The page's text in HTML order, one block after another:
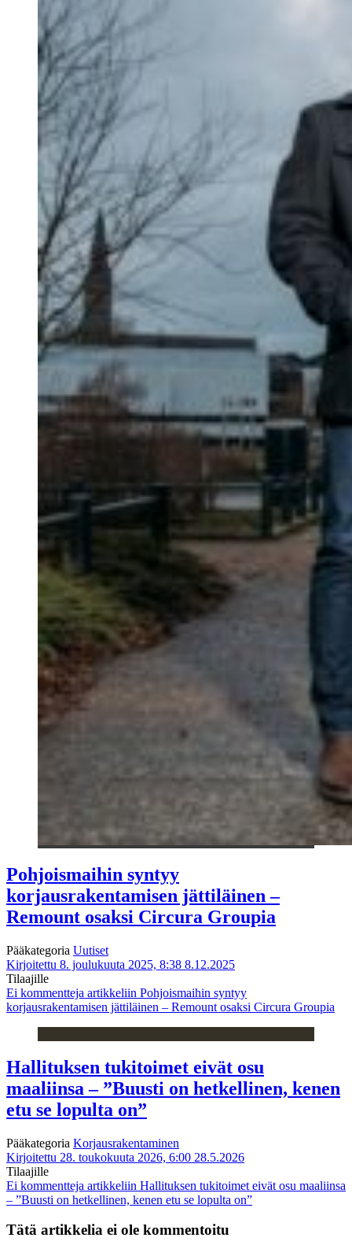
Pohjoismaihin syntyy
korjausrakentamisen jättiläinen –
Remount osaksi Circura Groupia
Pääkategoria Uutiset
Kirjoitettu 8. joulukuuta 2025, 8:38 8.12.2025
Tilaajille
Ei kommentteja artikkeliin Pohjoismaihin syntyy
korjausrakentamisen jättiläinen – Remount osaksi Circura Groupia
Hallituksen tukitoimet eivät osu
maaliinsa – ”Buusti on hetkellinen, kenen
etu se lopulta on”
Pääkategoria Korjausrakentaminen
Kirjoitettu 28. toukokuuta 2026, 6:00 28.5.2026
Tilaajille
Ei kommentteja artikkeliin Hallituksen tukitoimet eivät osu maaliinsa
– ”Buusti on hetkellinen, kenen etu se lopulta on”
Tätä artikkelia ei ole kommentoitu